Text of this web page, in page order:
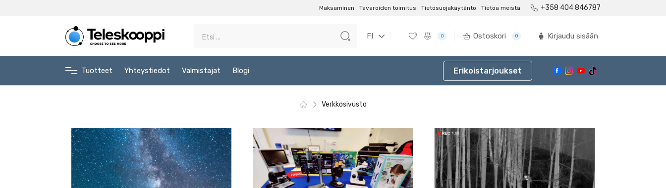
Maksaminen Tavaroiden toimitus Tietosuojakäytäntö Tietoa meistä +358 404 846787
FI 0 Ostoskori 0 Kirjaudu sisään
Tuotteet Yhteystiedot Valmistajat Blogi Erikoistarjoukset
Verkkosivusto